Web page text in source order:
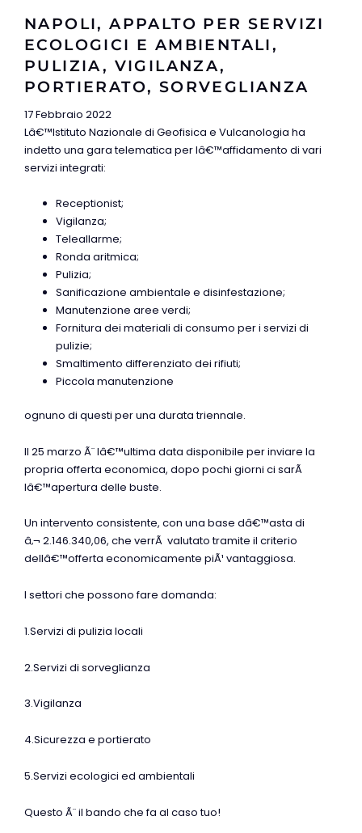
NAPOLI, APPALTO PER SERVIZI
ECOLOGICI E AMBIENTALI,
PULIZIA, VIGILANZA,
PORTIERATO, SORVEGLIANZA
17 Febbraio 2022
Lâ€™Istituto Nazionale di Geofisica e Vulcanologia ha
indetto una gara telematica per lâ€™affidamento di vari
servizi integrati:
Receptionist;
Vigilanza;
Teleallarme;
Ronda aritmica;
Pulizia;
Sanificazione ambientale e disinfestazione;
Manutenzione aree verdi;
Fornitura dei materiali di consumo per i servizi di
pulizie;
Smaltimento differenziato dei rifiuti;
Piccola manutenzione
ognuno di questi per una durata triennale.
Il 25 marzo Ã¨ lâ€™ultima data disponibile per inviare la
propria offerta economica, dopo pochi giorni ci sarÃ
lâ€™apertura delle buste.
Un intervento consistente, con una base dâ€™asta di
â‚¬ 2.146.340,06, che verrÃ valutato tramite il criterio
dellâ€™offerta economicamente piÃ¹ vantaggiosa.
I settori che possono fare domanda:
1.Servizi di pulizia locali
2.Servizi di sorveglianza
3.Vigilanza
4.Sicurezza e portierato
5.Servizi ecologici ed ambientali
Questo Ã¨ il bando che fa al caso tuo!